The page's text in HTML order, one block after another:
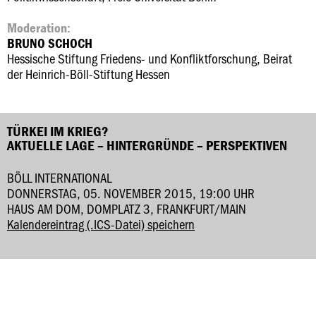
Moderation:
BRUNO SCHOCH
Hessische Stiftung Friedens- und Konfliktforschung, Beirat
der Heinrich-Böll-Stiftung Hessen
TÜRKEI IM KRIEG?
AKTUELLE LAGE – HINTERGRÜNDE – PERSPEKTIVEN
BÖLL INTERNATIONAL
DONNERSTAG, 05. NOVEMBER 2015, 19:00 UHR
HAUS AM DOM, DOMPLATZ 3, FRANKFURT/MAIN
Kalendereintrag (.ICS-Datei) speichern